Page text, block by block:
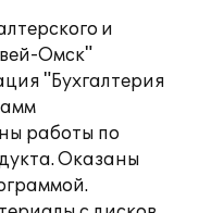
и
Омск"
"Бухгалтерия
работы по
Оказаны